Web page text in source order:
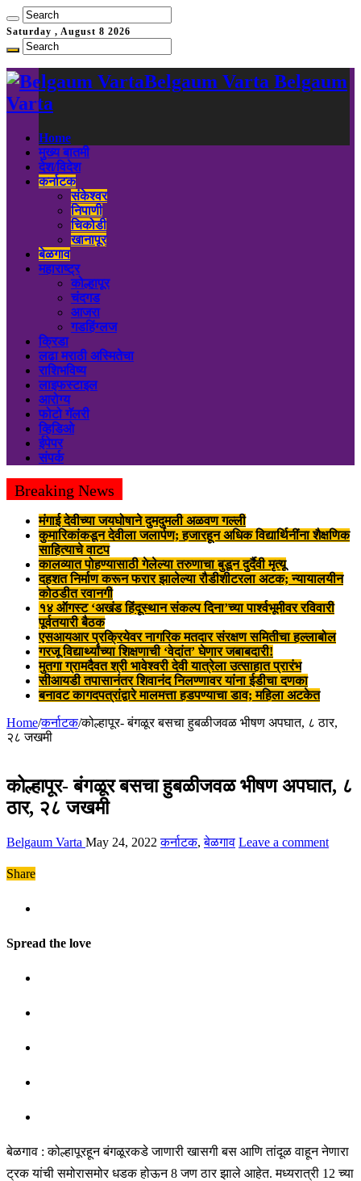
Saturday , August 8 2026
Belgaum Varta Belgaum
Varta
Home
मुख्य बातमी
देश/विदेश
कर्नाटक
संकेश्वर
निपाणी
चिकोडी
खानापूर
बेळगाव
महाराष्ट्र
कोल्हापूर
चंदगड
आजरा
गडहिंग्लज
क्रिडा
लढा मराठी अस्मितेचा
राशिभविष्य
लाइफस्टाइल
आरोग्य
फोटो गॅलरी
व्हिडिओ
ईपेपर
संपर्क
Breaking News
मंगाई देवीच्या जयघोषाने दुमदुमली अळवण गल्ली
कुमारिकांकडून देवीला जलार्पण; हजारहून अधिक विद्यार्थिनींना शैक्षणिक
साहित्याचे वाटप
कालव्यात पोहण्यासाठी गेलेल्या तरुणाचा बुडून दुर्दैवी मृत्यू
दहशत निर्माण करून फरार झालेल्या रौडीशीटरला अटक; न्यायालयीन
कोठडीत रवानगी
१४ ऑगस्ट ‘अखंड हिंदूस्थान संकल्प दिना’च्या पार्श्वभूमीवर रविवारी
पूर्वतयारी बैठक
एसआयआर प्रक्रियेवर नागरिक मतदार संरक्षण समितीचा हल्लाबोल
गरजू विद्यार्थ्यांच्या शिक्षणाची ‘वेदांत’ घेणार जबाबदारी!
मुतगा ग्रामदैवत श्री भावेश्वरी देवी यात्रेला उत्साहात प्रारंभ
सीआयडी तपासानंतर शिवानंद निलण्णावर यांना ईडीचा दणका
बनावट कागदपत्रांद्वारे मालमत्ता हडपण्याचा डाव; महिला अटकेत
Home/कर्नाटक/कोल्हापूर- बंगळूर बसचा हुबळीजवळ भीषण अपघात, ८ ठार,
२८ जखमी
कोल्हापूर- बंगळूर बसचा हुबळीजवळ भीषण अपघात, ८
ठार, २८ जखमी
Belgaum Varta May 24, 2022 कर्नाटक,बेळगाव Leave a comment
Share
Spread the love
बेळगाव : कोल्हापूरहून बंगळूरकडे जाणारी खासगी बस आणि तांदूळ वाहून नेणारा
ट्रक यांची समोरासमोर धडक होऊन 8 जण ठार झाले आहेत. मध्यरात्री 12 च्या